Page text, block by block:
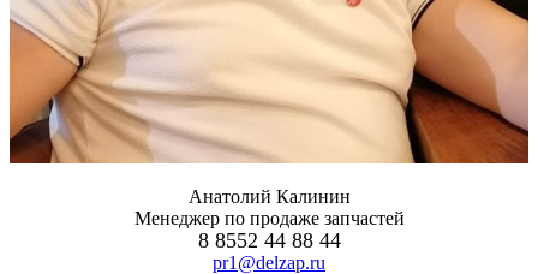
Анатолий Калинин
Менеджер по продаже запчастей
8 8552 44 88 44
pr1@delzap.ru